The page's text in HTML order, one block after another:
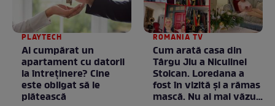
PLAYTECH
Ai cumpărat un
apartament cu datorii
la întreținere? Cine
este obligat să le
plătească
ROMANIA TV
Cum arată casa din
Târgu Jiu a Niculinei
Stoican. Loredana a
fost în vizită și a rămas
mască. Nu ai mai văzut